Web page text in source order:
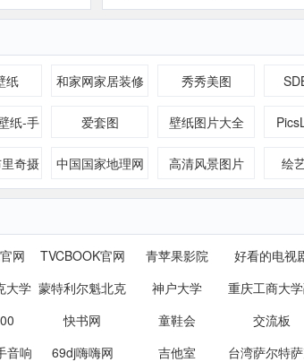
纸
和家网家居装修
秀秀美图
纸-手
爱套图 壁纸图片大全
奇摄
中国国家地理网 高清风景图片 绘
网 TVCBOOK官网 青苹果影院 好看的电视
大学 蒙特利尔魁北克
大学
神户大学
重庆工商大
智学院
快书网 童鞋会 交流板
音响
69dj嗨嗨网 吉他室
台湾萨尔特